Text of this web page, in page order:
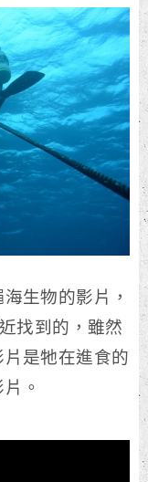
生物的影片，
找到的，雖然
是牠在進食的
。